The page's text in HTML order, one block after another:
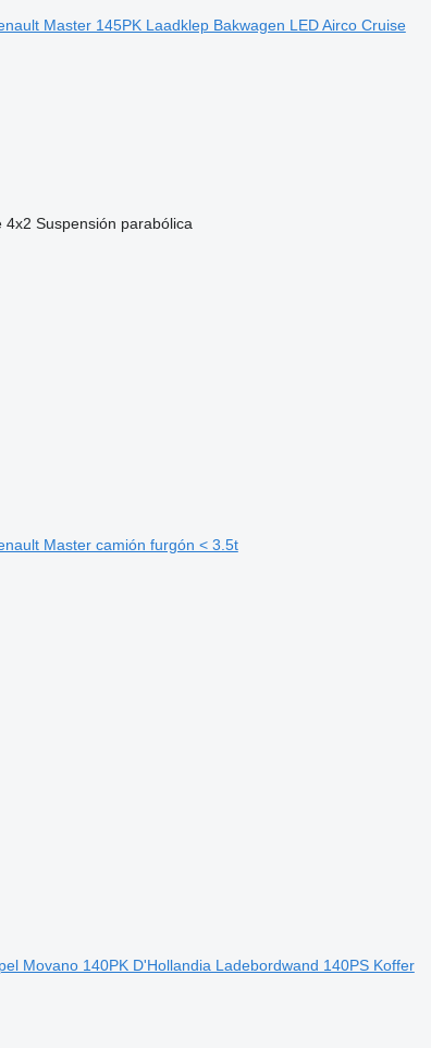
Master 145PK Laadklep Bakwagen LED Airco Cruise
4x2 Suspensión parabólica
Master camión furgón < 3.5t
Movano 140PK D'Hollandia Ladebordwand 140PS Koffer